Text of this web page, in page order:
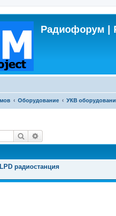
Радиофорум |
Оборудование УКВ
Поиск
радиостанция